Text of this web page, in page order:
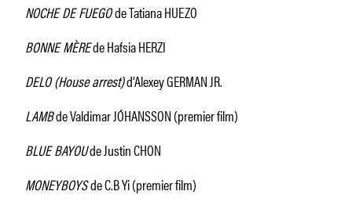
NOCHE DE FUEGOde Tatiana HUEZO
BONNE MÈREde Hafsia HERZI
DELO (House arrest)d’Alexey GERMAN JR.
LAMBde Valdimar JÓHANSSON (premier film)
BLUE BAYOUde Justin CHON
MONEYBOYSde C.B Yi (premier film)